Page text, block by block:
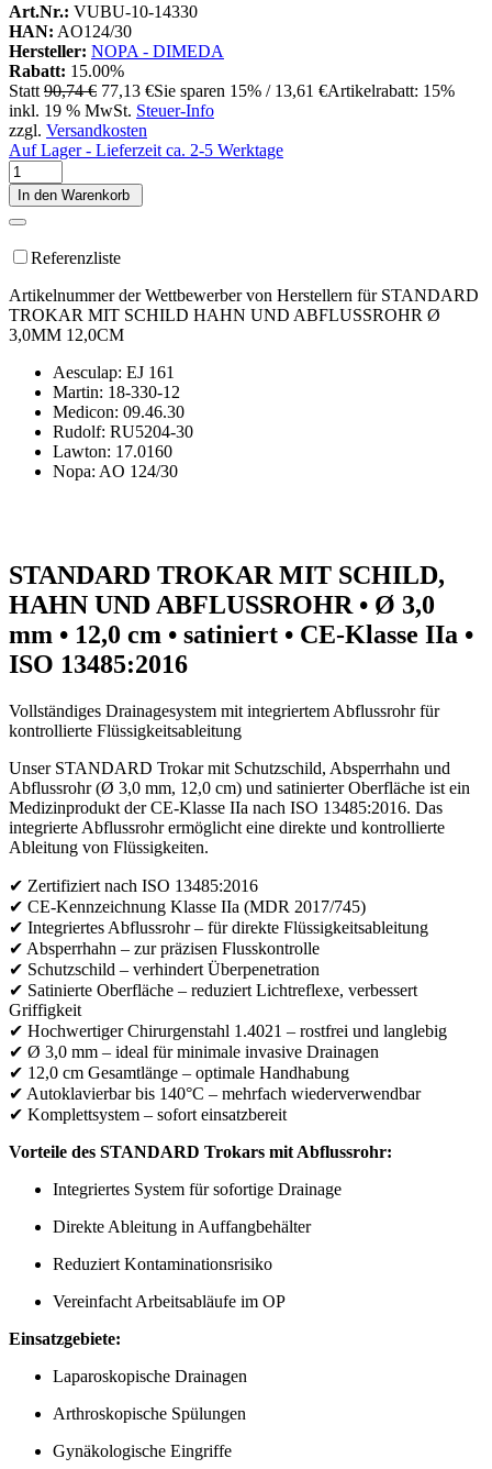
Art.Nr.: VUBU-10-14330
HAN: AO124/30
Hersteller: NOPA - DIMEDA
Rabatt: 15.00%
Statt 90,74 € 77,13 €Sie sparen 15% / 13,61 €Artikelrabatt: 15%
inkl. 19 % MwSt. Steuer-Info
zzgl. Versandkosten
Auf Lager - Lieferzeit ca. 2-5 Werktage
In den Warenkorb
Referenzliste
Artikelnummer der Wettbewerber von Herstellern für STANDARD
TROKAR MIT SCHILD HAHN UND ABFLUSSROHR Ø
3,0MM 12,0CM
Aesculap: EJ 161
Martin: 18-330-12
Medicon: 09.46.30
Rudolf: RU5204-30
Lawton: 17.0160
Nopa: AO 124/30
STANDARD TROKAR MIT SCHILD,
HAHN UND ABFLUSSROHR • Ø 3,0
mm • 12,0 cm • satiniert • CE-Klasse IIa •
ISO 13485:2016
Vollständiges Drainagesystem mit integriertem Abflussrohr für
kontrollierte Flüssigkeitsableitung
Unser STANDARD Trokar mit Schutzschild, Absperrhahn und
Abflussrohr (Ø 3,0 mm, 12,0 cm) und satinierter Oberfläche ist ein
Medizinprodukt der CE-Klasse IIa nach ISO 13485:2016. Das
integrierte Abflussrohr ermöglicht eine direkte und kontrollierte
Ableitung von Flüssigkeiten.
✔ Zertifiziert nach ISO 13485:2016
✔ CE-Kennzeichnung Klasse IIa (MDR 2017/745)
✔ Integriertes Abflussrohr – für direkte Flüssigkeitsableitung
✔ Absperrhahn – zur präzisen Flusskontrolle
✔ Schutzschild – verhindert Überpenetration
✔ Satinierte Oberfläche – reduziert Lichtreflexe, verbessert
Griffigkeit
✔ Hochwertiger Chirurgenstahl 1.4021 – rostfrei und langlebig
✔ Ø 3,0 mm – ideal für minimale invasive Drainagen
✔ 12,0 cm Gesamtlänge – optimale Handhabung
✔ Autoklavierbar bis 140°C – mehrfach wiederverwendbar
✔ Komplettsystem – sofort einsatzbereit
Vorteile des STANDARD Trokars mit Abflussrohr:
Integriertes System für sofortige Drainage
Direkte Ableitung in Auffangbehälter
Reduziert Kontaminationsrisiko
Vereinfacht Arbeitsabläufe im OP
Einsatzgebiete:
Laparoskopische Drainagen
Arthroskopische Spülungen
Gynäkologische Eingriffe